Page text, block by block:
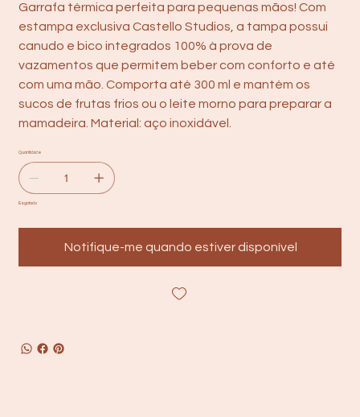
Garrafa térmica perfeita para pequenas mãos! Com
estampa exclusiva Castello Studios, a tampa possui
canudo e bico integrados 100% à prova de
vazamentos que permitem beber com conforto e até
com uma mão. Comporta até 300 ml e mantém os
sucos de frutas frios ou o leite morno para preparar a
mamadeira. Material: aço inoxidável.
Quantidade
Esgotado
Notifique-me quando estiver disponível